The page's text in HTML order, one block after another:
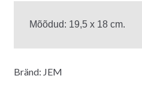
Mõõdud: 19,5 x 18 cm.
Bränd: JEM